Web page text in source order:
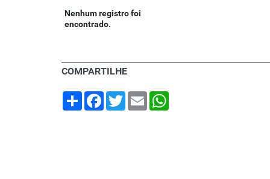
Nenhum registro foi
encontrado.
COMPARTILHE
Share Facebook
TwitterEmail